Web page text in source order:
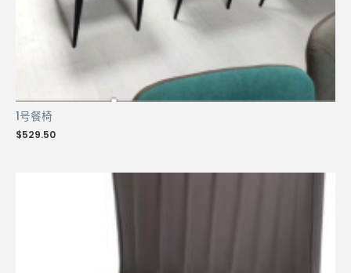
1号餐椅
$529.50